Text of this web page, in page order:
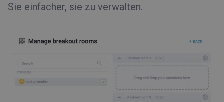
Sie einfacher, sie zu verwalten.